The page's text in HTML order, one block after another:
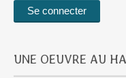
UNE OEUVRE AU